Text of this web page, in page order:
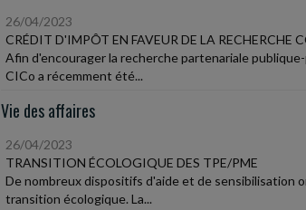
26/04/2023
CRÉDIT D'IMPÔT EN FAVEUR DE LA RECHERCHE
Afin d'encourager la recherche partenariale
CICo a récemment été...
Vie des affaires
26/04/2023
TRANSITION ÉCOLOGIQUE DES TPE/PME
De nombreux dispositifs d'aide et de sensibilisation
transition écologique. La...